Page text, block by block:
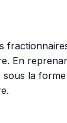
En
sous la